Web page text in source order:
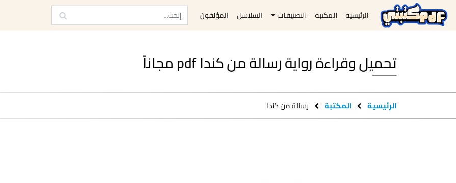
الرئيسية المكتبة التصنيفات السلاسل المؤلفون
تحميل وقراءة رواية رسالة من كندا pdf مجاناً
الرئيسية المكتبة رسالة من كندا